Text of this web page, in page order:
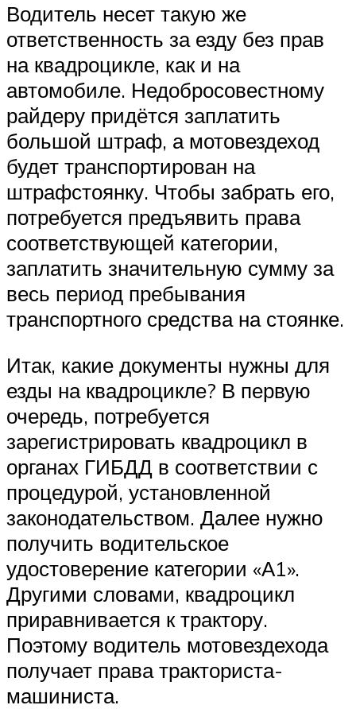
Водитель несет такую же
ответственность за езду без прав
на квадроцикле, как и на
автомобиле. Недобросовестному
райдеру придётся заплатить
большой штраф, а мотовездеход
будет транспортирован на
штрафстоянку. Чтобы забрать его,
потребуется предъявить права
соответствующей категории,
заплатить значительную сумму за
весь период пребывания
транспортного средства на стоянке.
Итак, какие документы нужны для
езды на квадроцикле? В первую
очередь, потребуется
зарегистрировать квадроцикл в
органах ГИБДД в соответствии с
процедурой, установленной
законодательством. Далее нужно
получить водительское
удостоверение категории «А1».
Другими словами, квадроцикл
приравнивается к трактору.
Поэтому водитель мотовездехода
получает права тракториста-
машиниста.